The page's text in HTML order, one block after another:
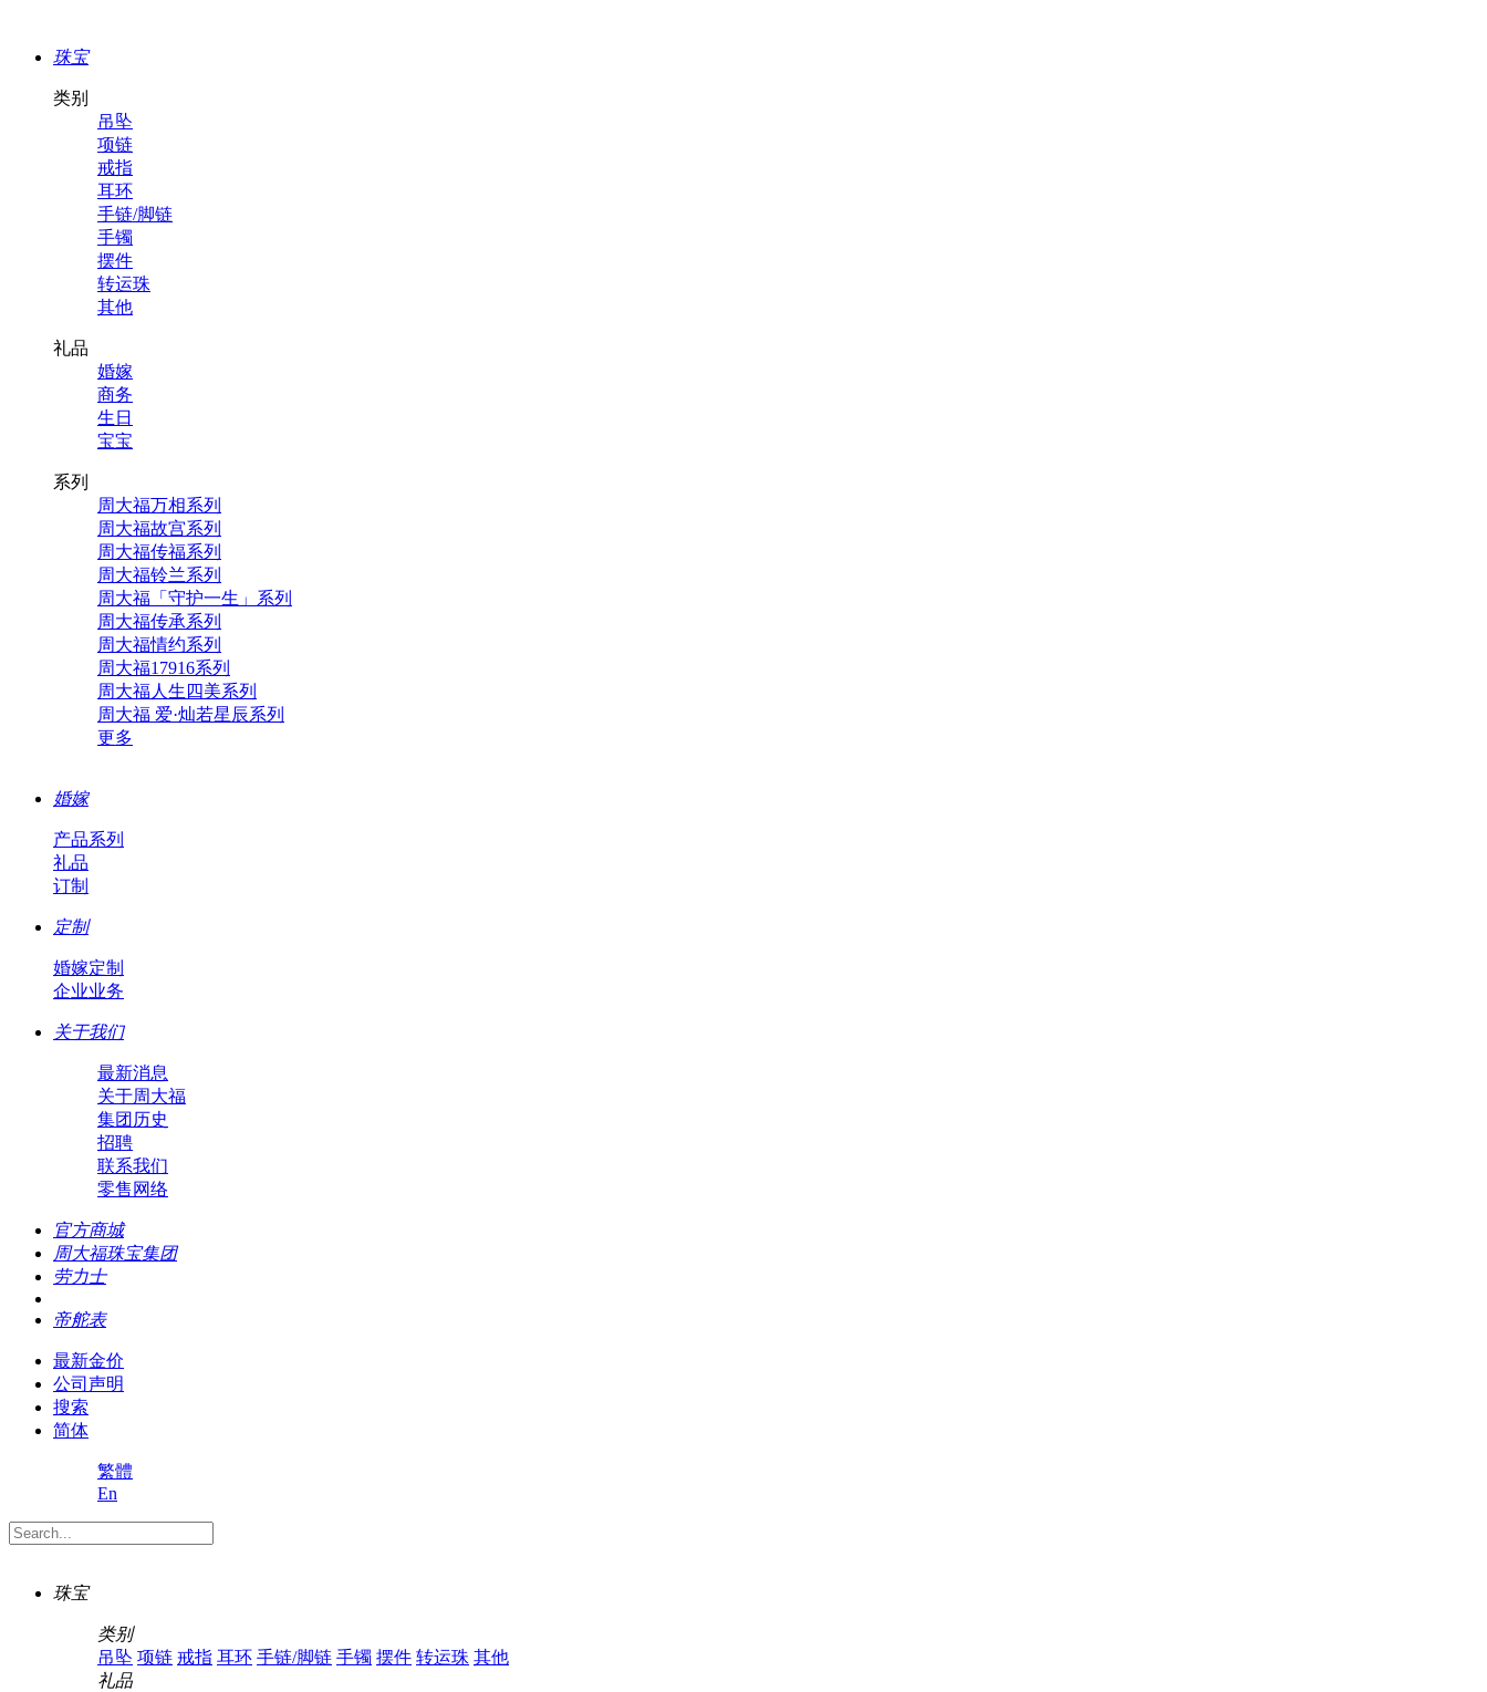
珠宝
类别
吊坠
项链
戒指
耳环
手链/脚链
手镯
摆件
转运珠
其他
礼品
婚嫁
商务
生日
宝宝
系列
周大福万相系列
周大福故宫系列
周大福传福系列
周大福铃兰系列
周大福「守护一生」系列
周大福传承系列
周大福情约系列
周大福17916系列
周大福人生四美系列
周大福 爱·灿若星辰系列
更多
婚嫁
产品系列
礼品
订制
定制
婚嫁定制
企业业务
关于我们
最新消息
关于周大福
集团历史
招聘
联系我们
零售网络
官方商城
周大福珠宝集团
劳力士
帝舵表
最新金价
公司声明
搜索
简体
繁體
En
珠宝
类别
吊坠 项链 戒指 耳环 手链/脚链 手镯 摆件 转运珠 其他
礼品